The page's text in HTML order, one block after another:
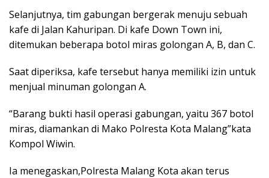
Selanjutnya, tim gabungan bergerak menuju sebuah
kafe di Jalan Kahuripan. Di kafe Down Town ini,
ditemukan beberapa botol miras golongan A, B, dan C.
Saat diperiksa, kafe tersebut hanya memiliki izin untuk
menjual minuman golongan A.
“Barang bukti hasil operasi gabungan, yaitu 367 botol
miras, diamankan di Mako Polresta Kota Malang”kata
Kompol Wiwin.
Ia menegaskan,Polresta Malang Kota akan terus